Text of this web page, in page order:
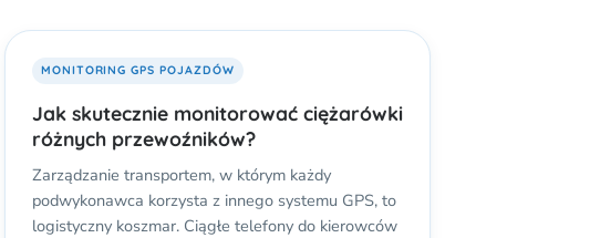
MONITORING GPS POJAZDÓW
Jak skutecznie monitorować ciężarówki
różnych przewoźników?
Zarządzanie transportem, w którym każdy
podwykonawca korzysta z innego systemu GPS, to
logistyczny koszmar. Ciągłe telefony do kierowców